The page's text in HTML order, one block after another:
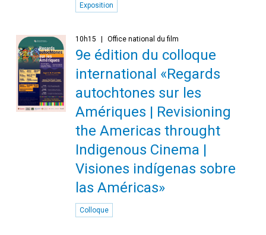
Exposition
10h15 Office national du film
9e édition du colloque
international «Regards
autochtones sur les
Amériques | Revisioning
the Americas throught
Indigenous Cinema |
Visiones indígenas sobre
las Américas»
Colloque